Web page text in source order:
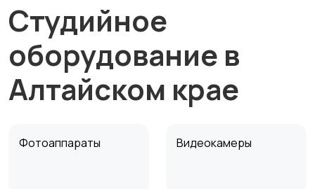
Студийное
оборудование в
Алтайском крае
Фотоаппараты Видеокамеры